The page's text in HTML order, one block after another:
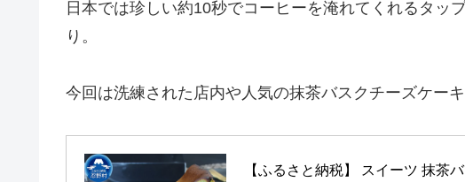
日本では珍しい約10秒でコーヒーを淹れてくれるタッ
り。
今回は洗練された店内や人気の抹茶バスクチーズケーキ
【ふるさと納税】 スイーツ 抹茶